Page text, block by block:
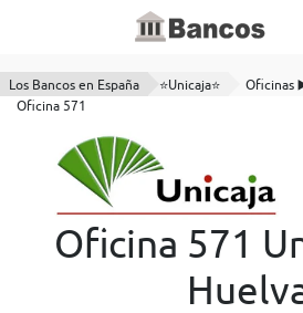
Los Bancos en España ⭐Unicaja⭐ Oficinas
Oficina 571
Oficina 571